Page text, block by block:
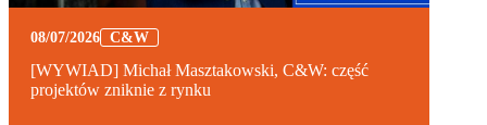
08/07/2026 C&W
[WYWIAD] Michał Masztakowski, C&W: część
projektów zniknie z rynku